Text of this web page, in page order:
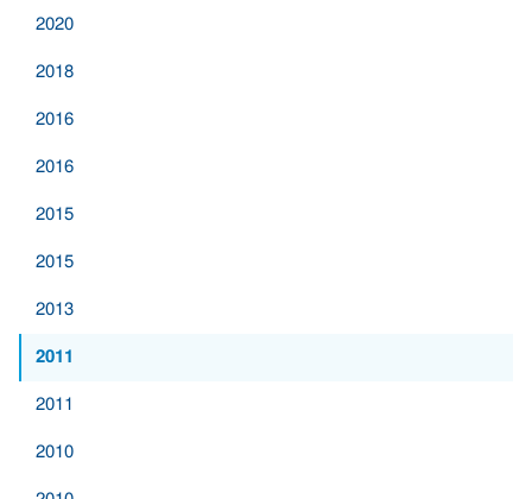
2020
2018
2016
2016
2015
2015
2013
2011
2011
2010